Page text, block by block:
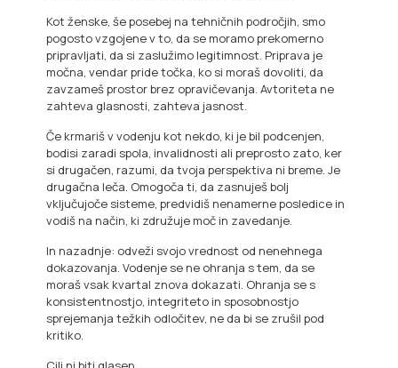
Kot ženske, še posebej na tehničnih področjih, smo
pogosto vzgojene v to, da se moramo prekomerno
pripravljati, da si zaslužimo legitimnost. Priprava je
močna, vendar pride točka, ko si moraš dovoliti, da
zavzameš prostor brez opravičevanja. Avtoriteta ne
zahteva glasnosti, zahteva jasnost.
Če krmariš v vodenju kot nekdo, ki je bil podcenjen,
bodisi zaradi spola, invalidnosti ali preprosto zato, ker
si drugačen, razumi, da tvoja perspektiva ni breme. Je
drugačna leča. Omogoča ti, da zasnuješ bolj
vključujoče sisteme, predvidiš nenamerne posledice in
vodiš na način, ki združuje moč in zavedanje.
In nazadnje: odveži svojo vrednost od nenehnega
dokazovanja. Vodenje se ne ohranja s tem, da se
moraš vsak kvartal znova dokazati. Ohranja se s
konsistentnostjo, integriteto in sposobnostjo
sprejemanja težkih odločitev, ne da bi se zrušil pod
kritiko.